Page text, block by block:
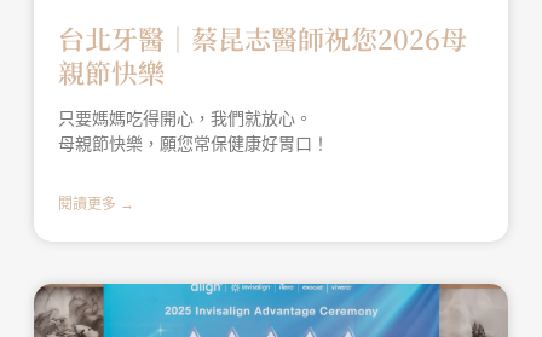
台北牙醫│蔡昆志醫師祝您2026母
親節快樂
只要媽媽吃得開心，我們就放心。
母親節快樂，願您常保健康好胃口！
閱讀更多 →